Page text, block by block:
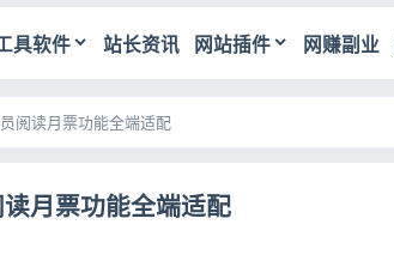
具软件 站长资讯 网站插件 网赚副业
阅读月票功能全端适配
月票功能全端适配